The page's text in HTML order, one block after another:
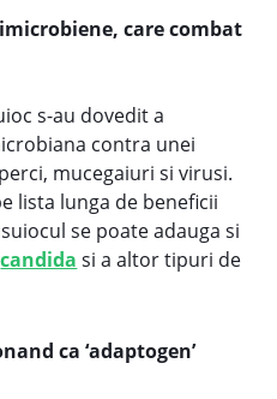
care combat
s-au dovedit a
contra unei
mucegaiuri si virusi.
lista lunga de beneficii
se poate adauga si
candida si a altor tipuri de
ca ‘adaptogen’